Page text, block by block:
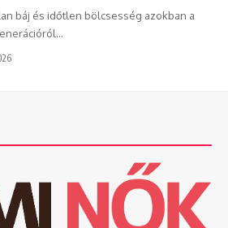
báj és időtlen bölcsesség azokban a
…